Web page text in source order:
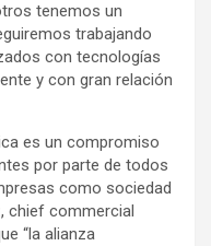
tenemos un
trabajando
con tecnologías
y con gran relación
es un compromiso
por parte de todos
como sociedad
chief commercial
“la alianza